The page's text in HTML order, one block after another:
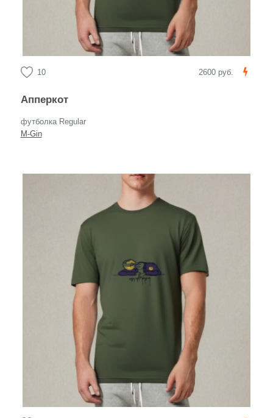
10 2600 руб.
Апперкот
футболка Regular
M-Gin